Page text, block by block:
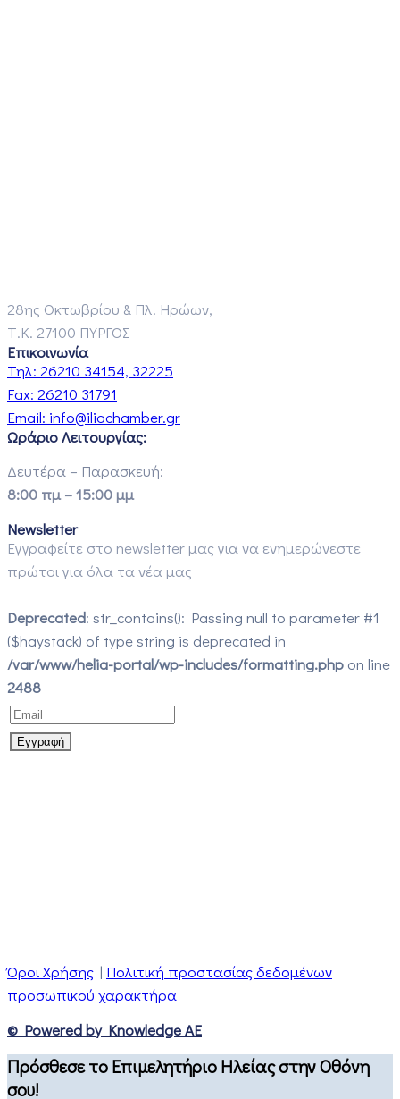
28ης Οκτωβρίου & Πλ. Ηρώων,
Τ.Κ. 27100 ΠΥΡΓΟΣ
Επικοινωνία
Τηλ: 26210 34154, 32225
Fax: 26210 31791
Email: info@iliachamber.gr
Ωράριο Λειτουργίας:
Δευτέρα – Παρασκευή:
8:00 πμ – 15:00 μμ
Newsletter
Εγγραφείτε στο newsletter μας για να ενημερώνεστε
πρώτοι για όλα τα νέα μας
Deprecated: str_contains(): Passing null to parameter #1
($haystack) of type string is deprecated in
/var/www/helia-portal/wp-includes/formatting.php on line
2488
Όροι Χρήσης | Πολιτική προστασίας δεδομένων
προσωπικού χαρακτήρα
© Powered by Knowledge AE
Πρόσθεσε το Επιμελητήριο Ηλείας στην Οθόνη
σου!